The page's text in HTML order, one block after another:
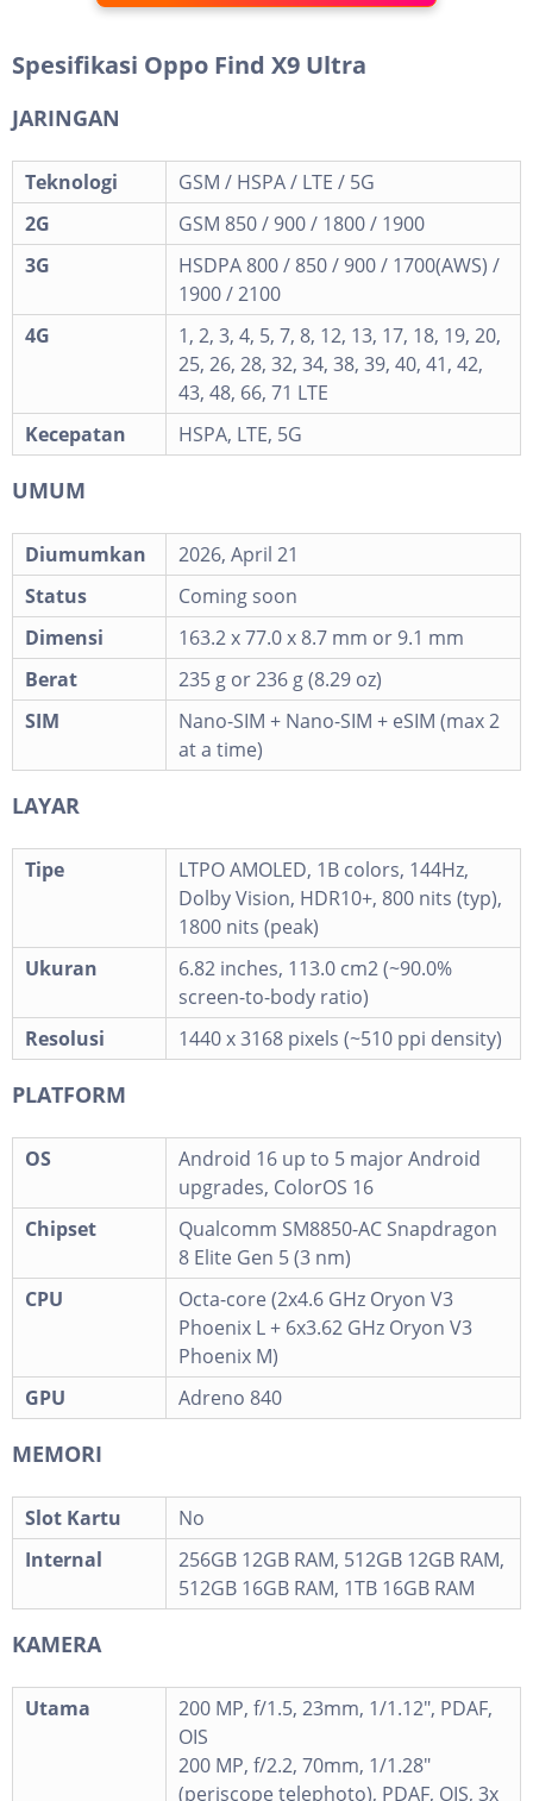
Spesifikasi Oppo Find X9 Ultra
JARINGAN
Teknologi
GSM / HSPA / LTE / 5G
2G
GSM 850 / 900 / 1800 / 1900
3G
HSDPA 800 / 850 / 900 / 1700(AWS) /
1900 / 2100
4G
1, 2, 3, 4, 5, 7, 8, 12, 13, 17, 18, 19, 20,
25, 26, 28, 32, 34, 38, 39, 40, 41, 42,
43, 48, 66, 71 LTE
Kecepatan
HSPA, LTE, 5G
UMUM
Diumumkan
2026, April 21
Status
Coming soon
Dimensi
163.2 x 77.0 x 8.7 mm or 9.1 mm
Berat
235 g or 236 g (8.29 oz)
SIM
Nano-SIM + Nano-SIM + eSIM (max 2
at a time)
LAYAR
Tipe
LTPO AMOLED, 1B colors, 144Hz,
Dolby Vision, HDR10+, 800 nits (typ),
1800 nits (peak)
Ukuran
6.82 inches, 113.0 cm2 (~90.0%
screen-to-body ratio)
Resolusi
1440 x 3168 pixels (~510 ppi density)
PLATFORM
OS
Android 16 up to 5 major Android
upgrades, ColorOS 16
Chipset
Qualcomm SM8850-AC Snapdragon
8 Elite Gen 5 (3 nm)
CPU
Octa-core (2x4.6 GHz Oryon V3
Phoenix L + 6x3.62 GHz Oryon V3
Phoenix M)
GPU
Adreno 840
MEMORI
Slot Kartu
No
Internal
256GB 12GB RAM, 512GB 12GB RAM,
512GB 16GB RAM, 1TB 16GB RAM
KAMERA
Utama
200 MP, f/1.5, 23mm, 1/1.12", PDAF,
OIS
200 MP, f/2.2, 70mm, 1/1.28"
(periscope telephoto), PDAF, OIS, 3x